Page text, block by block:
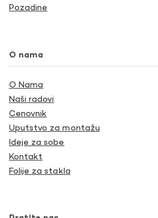
Pozadine
O nama
O Nama
Naši radovi
Cenovnik
Uputstvo za montažu
Ideje za sobe
Kontakt
Folije za stakla